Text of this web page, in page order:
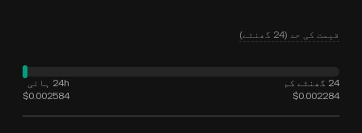
قیمت کی حد (24 گھنٹے)
24 گھنٹے کم
$0.002284
24h ہائی
$0.002584